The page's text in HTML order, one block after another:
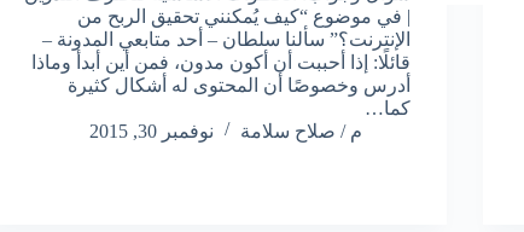
| في موضوع “كيف يُمكنني تحقيق الربح من
الإنترنت؟” سألنا سلطان – أحد متابعي المدونة –
قائلًا: إذا أحببت أن أكون مدون، فمن أين أبدأ وماذا
أدرس وخصوصًا أن المحتوى له أشكال كثيرة
كما…
م / صلاح سلامة
نوفمبر 30, 2015